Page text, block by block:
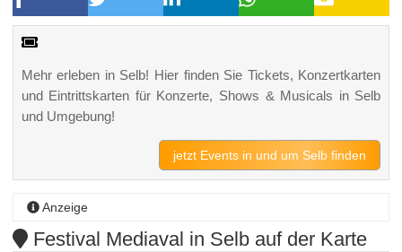
Mehr erleben in Selb! Hier finden Sie Tickets, Konzertkarten
und Eintrittskarten für Konzerte, Shows & Musicals in Selb
und Umgebung!
jetzt Events in und um Selb finden
Anzeige
Festival Mediaval in Selb auf der Karte